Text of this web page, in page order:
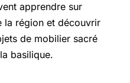
apprendre sur
la région et découvrir
de mobilier sacré
basilique.